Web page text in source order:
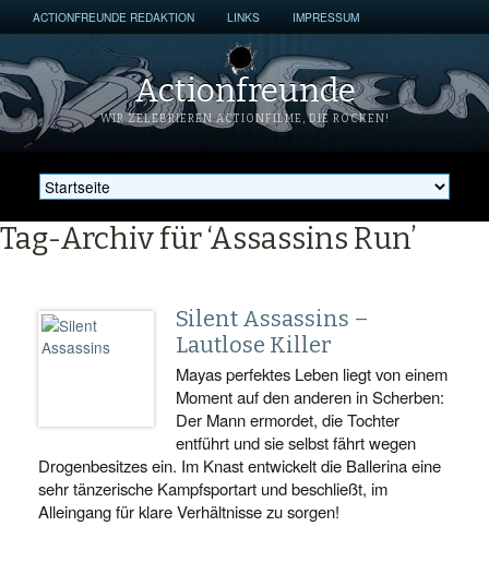
ACTIONFREUNDE REDAKTION LINKS IMPRESSUM
Actionfreunde
WIR ZELEBRIEREN ACTIONFILME, DIE ROCKEN!
Tag-Archiv für ‘Assassins Run’
Silent Assassins –
Lautlose Killer
Mayas perfektes Leben liegt von einem
Moment auf den anderen in Scherben:
Der Mann ermordet, die Tochter
entführt und sie selbst fährt wegen
Drogenbesitzes ein. Im Knast entwickelt die Ballerina eine
sehr tänzerische Kampfsportart und beschließt, im
Alleingang für klare Verhältnisse zu sorgen!